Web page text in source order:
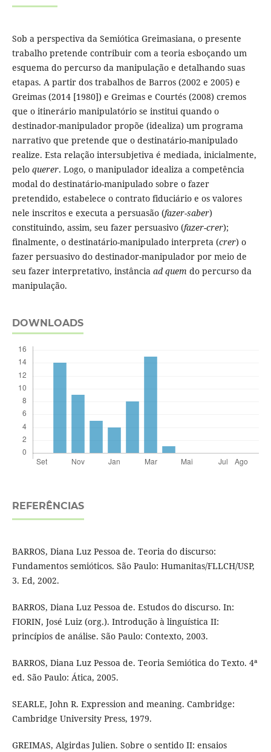
Sob a perspectiva da Semiótica Greimasiana, o presente
trabalho pretende contribuir com a teoria esboçando um
esquema do percurso da manipulação e detalhando suas
etapas. A partir dos trabalhos de Barros (2002 e 2005) e
Greimas (2014 [1980]) e Greimas e Courtés (2008) cremos
que o itinerário manipulatório se institui quando o
destinador-manipulador propõe (idealiza) um programa
narrativo que pretende que o destinatário-manipulado
realize. Esta relação intersubjetiva é mediada, inicialmente,
pelo querer. Logo, o manipulador idealiza a competência
modal do destinatário-manipulado sobre o fazer
pretendido, estabelece o contrato fiduciário e os valores
nele inscritos e executa a persuasão (fazer-saber)
constituindo, assim, seu fazer persuasivo (fazer-crer);
finalmente, o destinatário-manipulado interpreta (crer) o
fazer persuasivo do destinador-manipulador por meio de
seu fazer interpretativo, instância ad quem do percurso da
manipulação.
DOWNLOADS
REFERÊNCIAS
BARROS, Diana Luz Pessoa de. Teoria do discurso:
Fundamentos semióticos. São Paulo: Humanitas/FLLCH/USP,
3. Ed, 2002.
BARROS, Diana Luz Pessoa de. Estudos do discurso. In:
FIORIN, José Luiz (org.). Introdução à linguística II:
princípios de análise. São Paulo: Contexto, 2003.
BARROS, Diana Luz Pessoa de. Teoria Semiótica do Texto. 4ª
ed. São Paulo: Ática, 2005.
SEARLE, John R. Expression and meaning. Cambridge:
Cambridge University Press, 1979.
GREIMAS, Algirdas Julien. Sobre o sentido II: ensaios